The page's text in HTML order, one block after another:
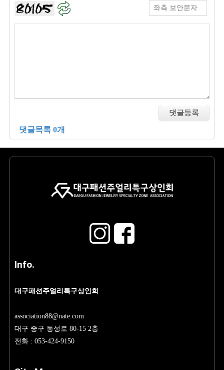
댓글목록 0개
Info.
대구패션주얼리특구상인회
association88@nate.com
대구 중구 동성로 80-15 2층
전화 : 053-424-9150